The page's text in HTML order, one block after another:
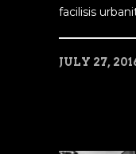
facilisis
JULY 27,